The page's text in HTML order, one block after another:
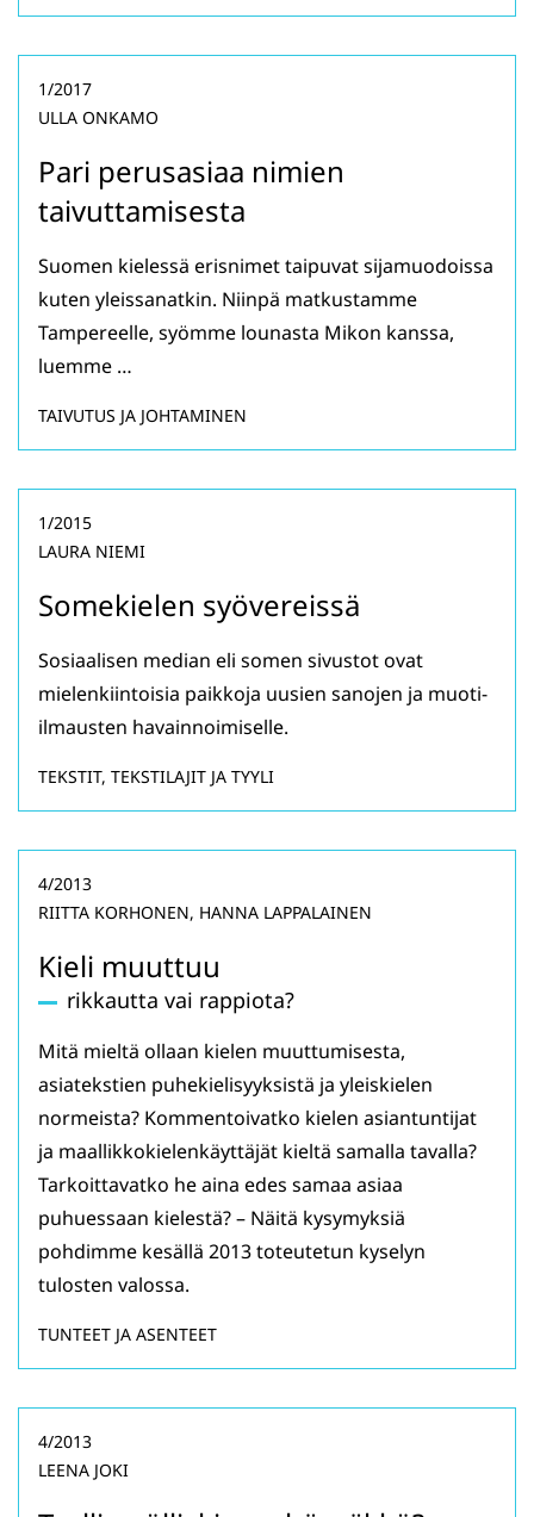
Pari perusasiaa nimien
taivuttamisesta
1/2017
ULLA ONKAMO
Suomen kielessä erisnimet taipuvat sijamuodoissa
kuten yleissanatkin. Niinpä matkustamme
Tampereelle, syömme lounasta Mikon kanssa,
luemme …
TAIVUTUS JA JOHTAMINEN
Somekielen syövereissä
1/2015
LAURA NIEMI
Sosiaalisen median eli somen sivustot ovat
mielenkiintoisia paikkoja uusien sanojen ja muoti-
ilmausten havainnoimiselle.
TEKSTIT, TEKSTILAJIT JA TYYLI
Kieli muuttuu
rikkautta vai rappiota?
4/2013
RIITTA KORHONEN, HANNA LAPPALAINEN
Mitä mieltä ollaan kielen muuttumisesta,
asiatekstien puhekielisyyksistä ja yleiskielen
normeista? Kommentoivatko kielen asiantuntijat
ja maallikkokielenkäyttäjät kieltä samalla tavalla?
Tarkoittavatko he aina edes samaa asiaa
puhuessaan kielestä? – Näitä kysymyksiä
pohdimme kesällä 2013 toteutetun kyselyn
tulosten valossa.
TUNTEET JA ASENTEET
4/2013
LEENA JOKI